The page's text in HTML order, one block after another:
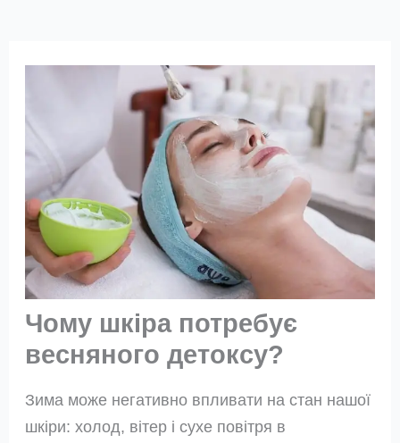
Чому шкіра потребує
весняного детоксу?
Зима може негативно впливати на стан нашої
шкіри: холод, вітер і сухе повітря в